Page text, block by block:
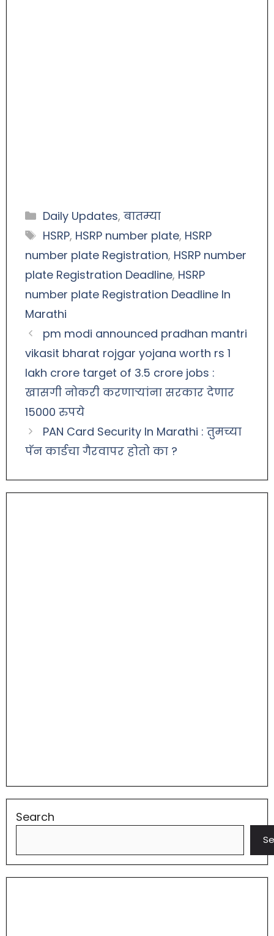
Daily Updates, बातम्या
HSRP, HSRP number plate, HSRP
number plate Registration, HSRP number
plate Registration Deadline, HSRP
number plate Registration Deadline In
Marathi
pm modi announced pradhan mantri
vikasit bharat rojgar yojana worth rs 1
lakh crore target of 3.5 crore jobs :
खासगी नोकरी करणाऱ्यांना सरकार देणार
15000 रुपये
PAN Card Security In Marathi : तुमच्या
पॅन कार्डचा गैरवापर होतो का ?
Search